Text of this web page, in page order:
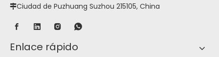
Ciudad de Puzhuang Suzhou 215105, China
Enlace rápido